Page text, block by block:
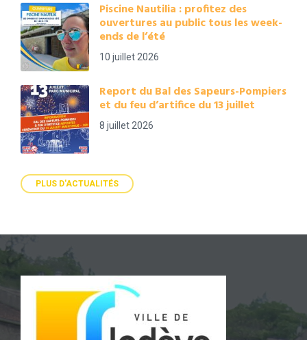
Piscine Nautilia : profitez des
ouvertures au public tous les week-
ends de l’été
10 juillet 2026
Report du Bal des Sapeurs-Pompiers
et du feu d’artifice du 13 juillet
8 juillet 2026
PLUS D'ACTUALITÉS